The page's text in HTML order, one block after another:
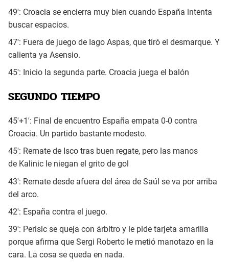
49': Croacia se encierra muy bien cuando España intenta
buscar espacios.
47': Fuera de juego de Iago Aspas, que tiró el desmarque. Y
calienta ya Asensio.
45': Inicio la segunda parte. Croacia juega el balón
SEGUNDO TIEMPO
45'+1': Final de encuentro España empata 0-0 contra
Croacia. Un partido bastante modesto.
45': Remate de Isco tras buen regate, pero las manos
de Kalinic le niegan el grito de gol
43': Remate desde afuera del área de Saúl se va por arriba
del arco.
42': España contra el juego.
39': Perisic se queja con árbitro y le pide tarjeta amarilla
porque afirma que Sergi Roberto le metió manotazo en la
cara. La cosa se queda en nada.